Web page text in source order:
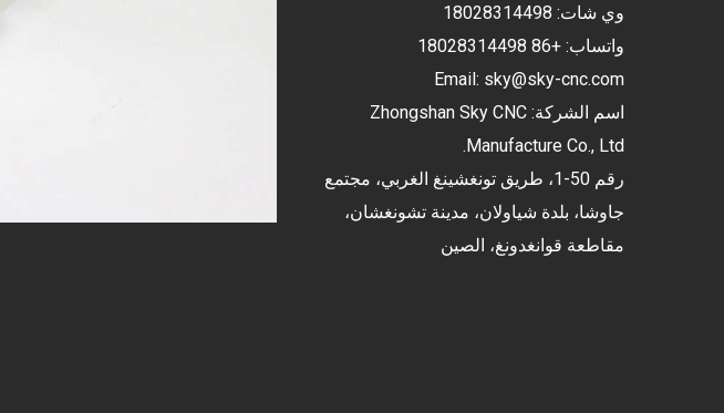
وي شات: 18028314498
واتساب: +86 18028314498
Email: sky@sky-cnc.com
اسم الشركة: Zhongshan Sky CNC
Manufacture Co., Ltd.
رقم 50-1، طريق تونغشينغ الغربي، مجتمع
جاوشا، بلدة شياولان، مدينة تشونغشان،
مقاطعة قوانغدونغ، الصين